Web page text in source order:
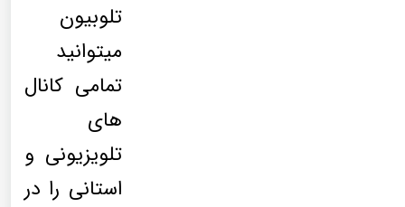
تلوبیون
میتوانید
تمامی کانال
های
تلویزیونی و
استانی را در